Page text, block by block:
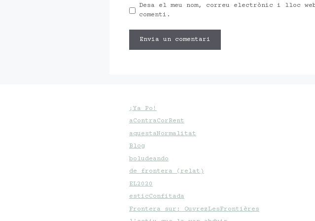
Desa el meu nom, correu electrònic i lloc
comenti.
¡Ya Po!
aContraCorRent
aquestaNormalitat
Blog
boludeando
de frontera (relat)
EL2020
esticConfitada
Frontera sur: OuvrezLesFrontières